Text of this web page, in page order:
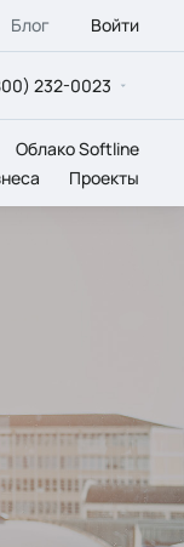
Блог Войти
232-0023
Облако Softline
Проекты